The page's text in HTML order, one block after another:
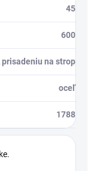
45
600
prisadeniu na strop
oceľ
1788